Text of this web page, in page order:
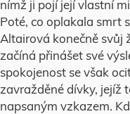
nímž ji pojí její vlastní
Poté, co oplakala smrt
Altairová konečně svůj
začíná přinášet své
spokojenost se však
zavražděné dívky, jejíž
napsaným vzkazem.